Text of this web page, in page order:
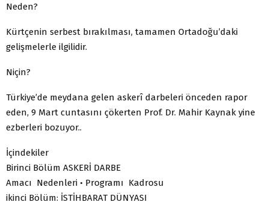
Neden?
Kürtçenin serbest bırakılması, tamamen Ortadoğu’daki
gelişmelerle ilgilidir.
Niçin?
Türkiye’de meydana gelen askerî darbeleri önceden rapor
eden, 9 Mart cuntasını çökerten Prof. Dr. Mahir Kaynak yine
ezberleri bozuyor..
İçindekiler
Birinci Bölüm ASKERİ DARBE
Amacı Nedenleri • Programı Kadrosu
ikinci Bölüm: İSTİHBARAT DÜNYASI